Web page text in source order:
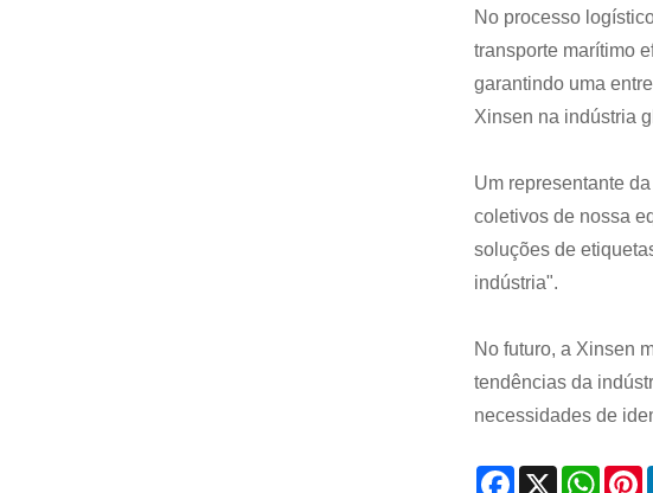
No processo
transporte marítimo
garantindo uma
Xinsen na indústria
Um representante
coletivos de nossa
soluções de
indústria".
No futuro, a Xinsen
tendências da
necessidades de
Facebook
X